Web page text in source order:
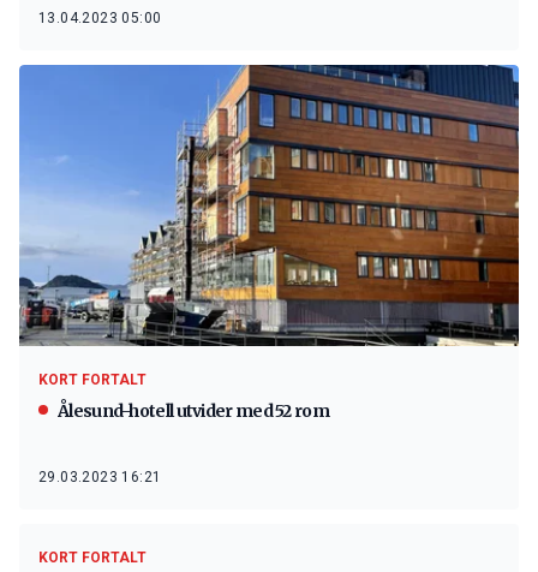
13.04.2023 05:00
KORT FORTALT
Ålesund-hotell utvider med 52 rom
29.03.2023 16:21
KORT FORTALT